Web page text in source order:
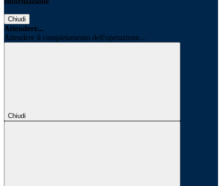
Chiudi
Attendere...
Attendere il completamento dell'operazione...
Chiudi